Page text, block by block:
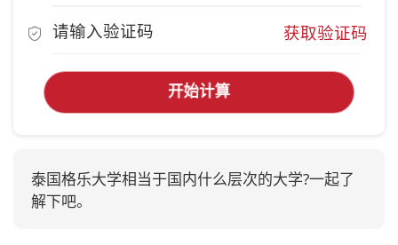
获取验证码
开始计算
泰国格乐大学相当于国内什么层次的大学?一起了
解下吧。